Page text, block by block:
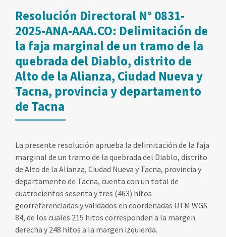
Resolución Directoral N° 0831-
2025-ANA-AAA.CO: Delimitación de
la faja marginal de un tramo de la
quebrada del Diablo, distrito de
Alto de la Alianza, Ciudad Nueva y
Tacna, provincia y departamento
de Tacna
La presente resolución aprueba la delimitación de la faja
marginal de un tramo de la quebrada del Diablo, distrito
de Alto de la Alianza, Ciudad Nueva y Tacna, provincia y
departamento de Tacna, cuenta con un total de
cuatrocientos sesenta y tres (463) hitos
georreferenciadas y validados en coordenadas UTM WGS
84, de los cuales 215 hitos corresponden a la margen
derecha y 248 hitos a la margen izquierda.